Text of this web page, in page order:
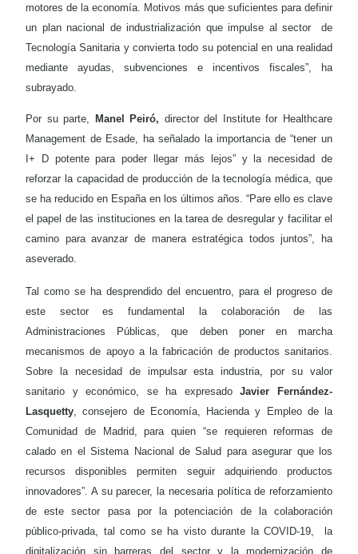
motores de la economía. Motivos más que suficientes para definir
un plan nacional de industrialización que impulse al sector
de
Tecnología Sanitaria y convierta todo su potencial en una realidad
mediante ayudas, subvenciones e incentivos fiscales”, ha
subrayado.
Por su parte, Manel Peiró, director del Institute for Healthcare
Management de Esade, ha señalado la importancia de “tener un
I+ D potente para poder llegar más lejos” y la necesidad de
reforzar la capacidad de producción de la tecnología médica, que
se ha reducido en España en los últimos años. “Pare ello es clave
el papel de las instituciones en la tarea de desregular y facilitar el
camino para avanzar de manera estratégica todos juntos”, ha
aseverado.
Tal como se ha desprendido del encuentro, para el progreso de
este sector es fundamental la colaboración de las
Administraciones Públicas, que deben poner en marcha
mecanismos de apoyo a la fabricación de productos sanitarios.
Sobre la necesidad de impulsar esta industria, por su valor
sanitario y económico, se ha expresadoJavier Fernández-
Lasquetty , consejero de Economía, Hacienda y Empleo de la
Comunidad de Madrid, para quien “se requieren reformas de
calado en el Sistema Nacional de Salud para asegurar que los
recursos disponibles permiten seguir adquiriendo productos
innovadores”. A su parecer, la necesaria política de reforzamiento
de este sector pasa por la potenciación de la colaboración
público-privada, tal como se ha visto durante la COVID-19,
la
digitalización sin barreras del sector y la modernización de